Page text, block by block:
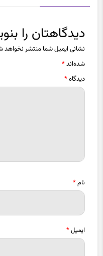
دیدگاهتان را
نشانی ایمیل شما منتشر نخواهد
شده‌اند*
دیدگاه*
نام*
ایمیل*